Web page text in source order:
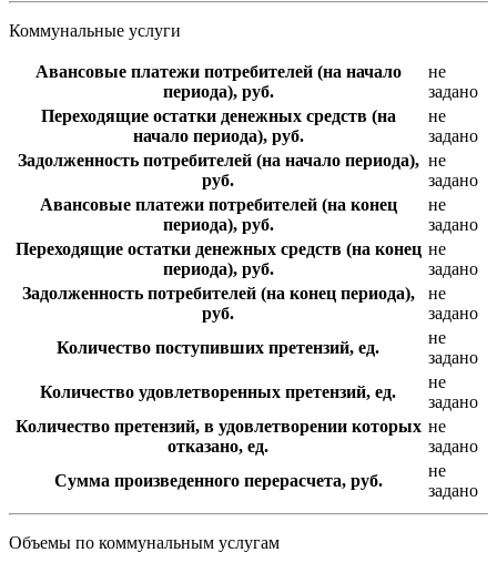
Коммунальные услуги
Авансовые платежи потребителей (на начало
периода), руб.
не
задано
Переходящие остатки денежных средств (на
начало периода), руб.
не
задано
Задолженность потребителей (на начало периода),
руб.
не
задано
Авансовые платежи потребителей (на конец
периода), руб.
не
задано
Переходящие остатки денежных средств (на конец
периода), руб.
не
задано
Задолженность потребителей (на конец периода),
руб.
не
задано
Количество поступивших претензий, ед.
не
задано
Количество удовлетворенных претензий, ед.
не
задано
Количество претензий, в удовлетворении которых
отказано, ед.
не
задано
Сумма произведенного перерасчета, руб.
не
задано
Объемы по коммунальным услугам